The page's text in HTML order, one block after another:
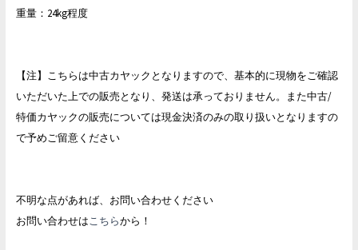
重量：24kg程度
【注】こちらは中古カヤックとなりますので、基本的に現物をご確認
いただいた上での販売となり、発送は承っておりません。また中古/
特価カヤックの販売については現金決済のみの取り扱いとなりますの
で予めご留意ください
不明な点があれば、お問い合わせください
お問い合わせはこちらから！